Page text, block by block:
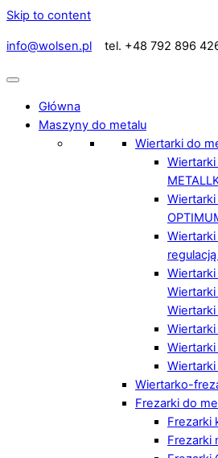
Skip to content
info@wolsen.pl tel. +48 792 896
Główna
Maszyny do metalu
Wiertarki do
Wiertarki
Wiertarko-
Frezarki do
Frezarki
Frezarki